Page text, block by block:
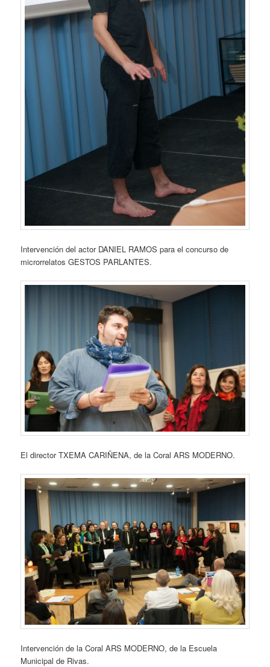
Intervención del actor DANIEL RAMOS para el concurso de
microrrelatos GESTOS PARLANTES.
El director TXEMA CARIÑENA, de la Coral ARS MODERNO.
Intervención de la Coral ARS MODERNO, de la Escuela
Municipal de Rivas.